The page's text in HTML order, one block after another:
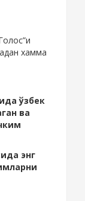
хамма
ўзбек
ва
энг